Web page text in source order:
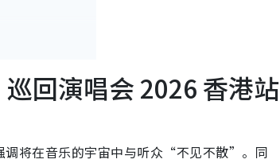
回演唱会 2026 香港站
调将在音乐的宇宙中与听众“不见不散”。同